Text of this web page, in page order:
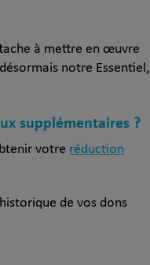
à mettre en œuvre
notre Essentiel,
supplémentaires ?
votre réduction
de vos dons